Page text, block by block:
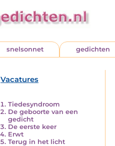
snelsonnet gedichten
Vacatures
Tiedesyndroom
De geboorte van een
gedicht
De eerste keer
Erwt
Terug in het licht